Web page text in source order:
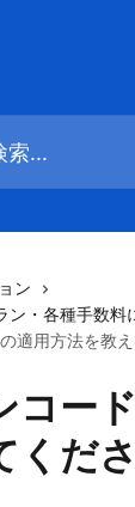
ン
ン・各種手数料
適用方法を教
コー
くだ